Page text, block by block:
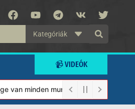
Kategóriák
📹 VIDEÓK
munkánkat segíteni kívánó